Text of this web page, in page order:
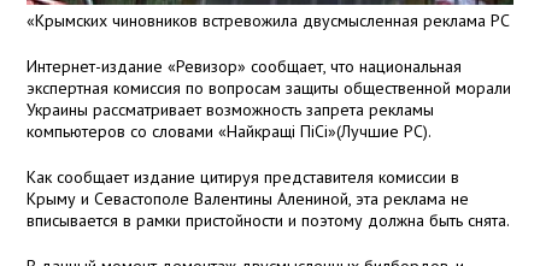
«Крымских чиновников встревожила двусмысленная реклама PC
Интернет-издание «Ревизор» сообщает, что национальная
экспертная комиссия по вопросам защиты общественной морали
Украины рассматривает возможность запрета рекламы
компьютеров со словами «Найкращi ПiСi»(Лучшие PC).
Как сообщает издание цитируя представителя комиссии в
Крыму и Севастополе Валентины Алениной, эта реклама не
вписывается в рамки пристойности и поэтому должна быть снята.